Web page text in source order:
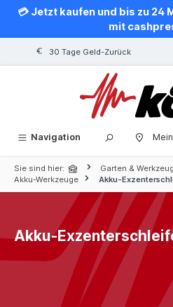
springen
💳 Jetzt kaufen und bis zu 24
mit
30 Tage Geld-Zurück
Navigation
Sie sind hier: Garten & Werkzeug
Akku-Werkzeuge
Akku-
Akku-